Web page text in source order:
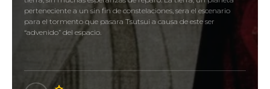
perteneciente a un sin fin de constelaciones, sera el escenario
para el tormento que pasara Tsutsui a causa de este ser
“advenido” del espacio.